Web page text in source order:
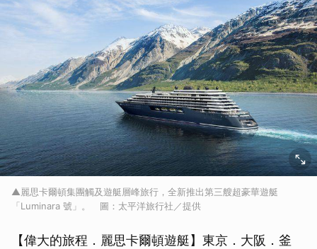
▲麗思卡爾頓集團觸及遊艇層峰旅行，全新推出第三艘超豪華遊艇
「Luminara 號」。 圖：太平洋旅行社／提供
【偉大的旅程．麗思卡爾頓遊艇】東京．大阪．釜